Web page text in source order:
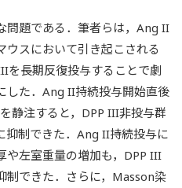
問題である．筆者らは，Ang II
ウスにおいて引き起こされる
を長期反復投与することで劇
した．Ang II持続投与開始直後
静注すると，DPP III非投与群
抑制できた．Ang II持続投与に
や左室重量の増加も，DPP III
制できた．さらに，Masson染